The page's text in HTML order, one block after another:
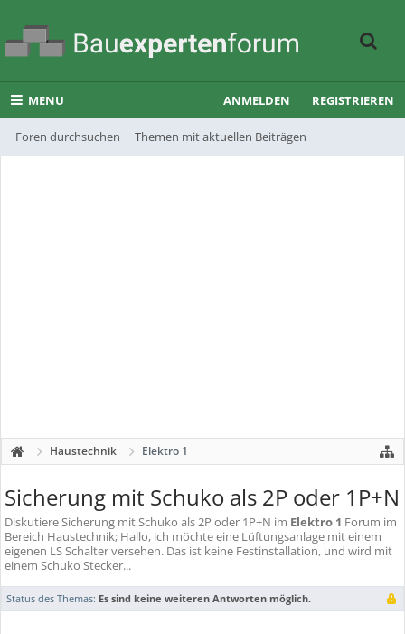
MENU
Foren durchsuchen Themen mit aktuellen Beiträgen
ANMELDEN REGISTRIEREN
Haustechnik Elektro 1
Sicherung mit Schuko als 2P oder 1P+N
DiskutiereSicherung mit Schuko als 2P oder 1P+N im Elektro 1 Forum im
Bereich Haustechnik; Hallo, ich möchte eine Lüftungsanlage mit einem
eigenen LS Schalter versehen. Das ist keine Festinstallation, und wird mit
einem Schuko Stecker...
Status des Themas: Es sind keine weiteren Antworten möglich.